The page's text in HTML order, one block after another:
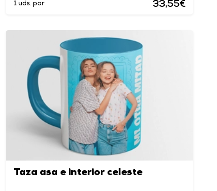
1 uds. por 33,55€
Taza asa e interior celeste